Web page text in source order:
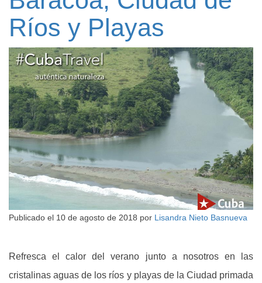
Ríos y Playas
Publicado el 10 de agosto de 2018 por Lisandra Nieto Basnueva
Refresca el calor del verano junto a nosotros en las
cristalinas aguas de los ríos y playas de la Ciudad primada